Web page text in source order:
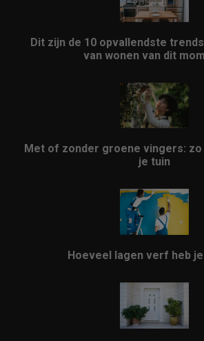
Dit zijn de 10 opvallendste
van wonen van dit
Met of zonder groene vingers:
je tuin
Hoeveel lagen verf heb